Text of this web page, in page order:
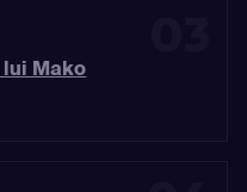
lui Mako